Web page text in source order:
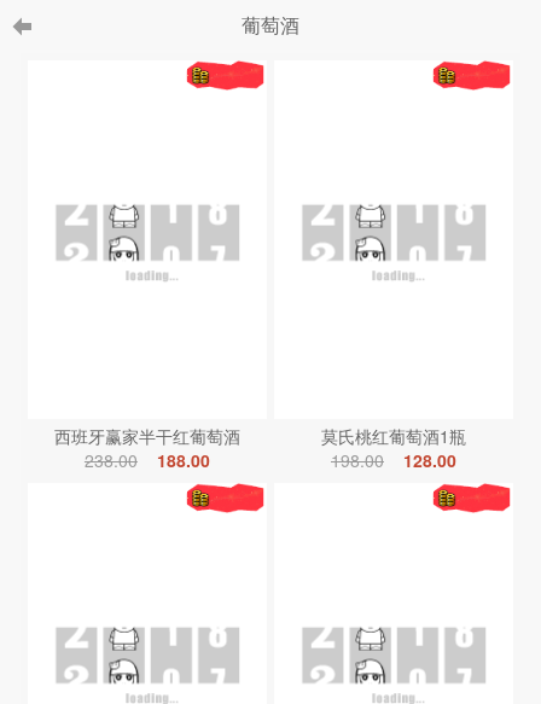
葡萄酒
西班牙赢家半干红葡萄酒
238.00
188.00
莫氏桃红葡萄酒1瓶
198.00
128.00